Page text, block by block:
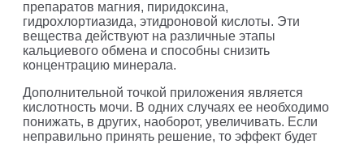
препаратов магния, пиридоксина,
гидрохлортиазида, этидроновой кислоты. Эти
вещества действуют на различные этапы
кальциевого обмена и способны снизить
концентрацию минерала.
Дополнительной точкой приложения является
кислотность мочи. В одних случаях ее необходимо
понижать, в других, наоборот, увеличивать. Если
неправильно принять решение, то эффект будет